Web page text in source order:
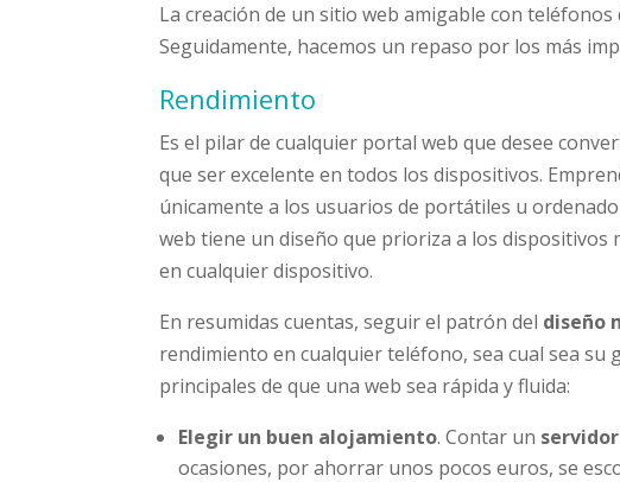
La creación de un sitio web amigable con
Seguidamente, hacemos un repaso por los más
Rendimiento
Es el pilar de cualquier portal web que desee
que ser excelente en todos los dispositivos.
únicamente a los usuarios de portátiles u
web tiene un diseño que prioriza a los dispositivos
en cualquier dispositivo.
En resumidas cuentas, seguir el patrón del diseño
rendimiento en cualquier teléfono, sea cual sea su
principales de que una web sea rápida y fluida:
Elegir un buen alojamiento. Contar un
ocasiones, por ahorrar unos pocos euros, se